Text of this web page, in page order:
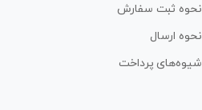
نحوه ثبت سفارش
نحوه ارسال
شیوه‌های پرداخت